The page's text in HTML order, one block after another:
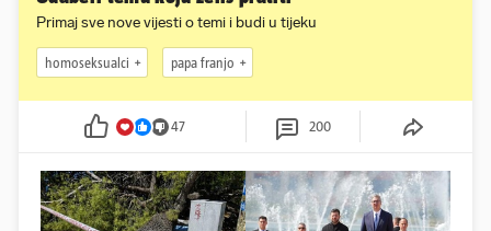
Primaj sve nove vijesti o temi i budi u tijeku
homoseksualci papa franjo
47 200